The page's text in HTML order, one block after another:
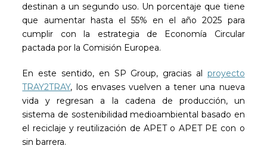
destinan a un segundo uso. Un porcentaje que tiene
que aumentar hasta el 55% en el año 2025 para
cumplir con la estrategia de Economía Circular
pactada por la Comisión Europea.
En este sentido, en SP Group, gracias al proyecto
TRAY2TRAY, los envases vuelven a tener una nueva
vida y regresan a la cadena de producción, un
sistema de sostenibilidad medioambiental basado en
el reciclaje y reutilización de APET o APET PE con o
sin barrera.